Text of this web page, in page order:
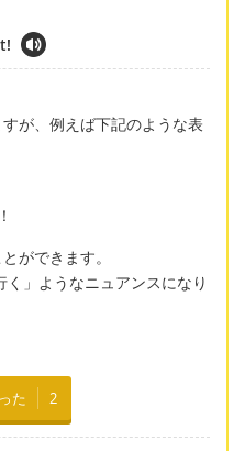
が、例えば下記のような表
ができます。
」ようなニュアンスになり
た 2